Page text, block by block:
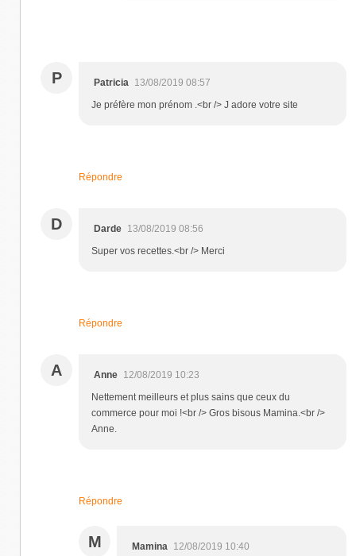
P Patricia
13/08/2019 08:57
Je préfère mon prénom .<br /> J adore votre site
Répondre
D Darde 13/08/2019 08:56
Super vos recettes.<br /> Merci
Répondre
A Anne 12/08/2019 10:23
Nettement meilleurs et plus sains que ceux du
commerce pour moi !<br /> Gros bisous Mamina.<br />
Anne.
Répondre
M Mamina
12/08/2019 10:40